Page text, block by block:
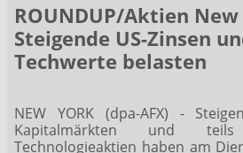
ROUNDUP/Aktien
Steigende US-Zinsen
Techwerte belasten
NEW YORK (dpa-AFX) -
Kapitalmärkten und
Technologieaktien haben am